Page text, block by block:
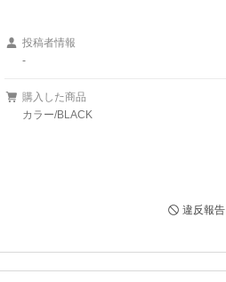
投稿者情報
-
購入した商品
カラー/BLACK
違反報告